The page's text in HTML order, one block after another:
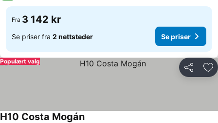
Fra 3 142 kr
Se priser fra 2 nettsteder Se priser
Del
Populært valg
H10 Costa Mogán